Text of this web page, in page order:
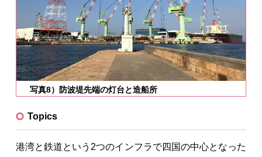
写真8）防波堤先端の灯台と造船所
Topics
港湾と鉄道という2つのインフラで四国の中心となった